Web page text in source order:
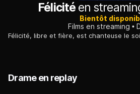
Félicitéen
Bientôt
Films en streaming
Drame en replay